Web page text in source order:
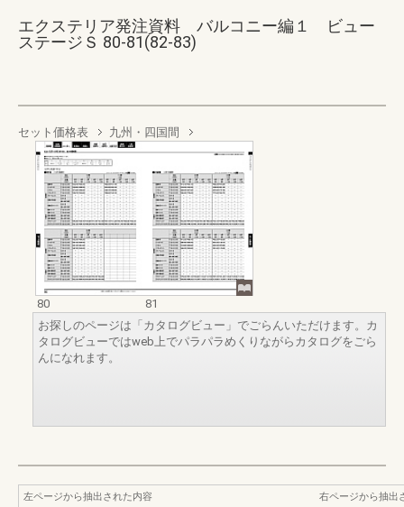
エクステリア発注資料 バルコニー編１ ビュー
ステージＳ 80-81(82-83)
セット価格表 九州・四国間
80
81
お探しのページは「カタログビュー」でごらんいただけます。カ
タログビューではweb上でパラパラめくりながらカタログをごら
んになれます。
左ページから抽出された内容
右ページから抽出